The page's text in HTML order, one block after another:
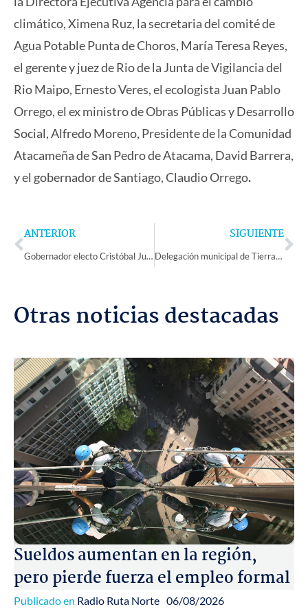
climático, Ximena Ruz, la secretaria del comité de
Agua Potable Punta de Choros, María Teresa Reyes,
el gerente y juez de Rio de la Junta de Vigilancia del
Rio Maipo, Ernesto Veres, el ecologista Juan Pablo
Orrego, el ex ministro de Obras Públicas y Desarrollo
Social, Alfredo Moreno, Presidente de la Comunidad
Atacameña de San Pedro de Atacama, David Barrera,
y el gobernador de Santiago, Claudio Orrego.
Prev
ANTERIOR
Gobernador electo Cristóbal Juliá realiza los nombramientos de su equipo de confianza
SIGUIENTE
Delegación municipal de Tierras Blancas fortalece sus servicios y prestaciones para la comunidad
Otras noticias destacadas
Sueldos aumentan en la región,
pero pierde fuerza el empleo formal
Publicado en Radio Ruta Norte 06/08/2026